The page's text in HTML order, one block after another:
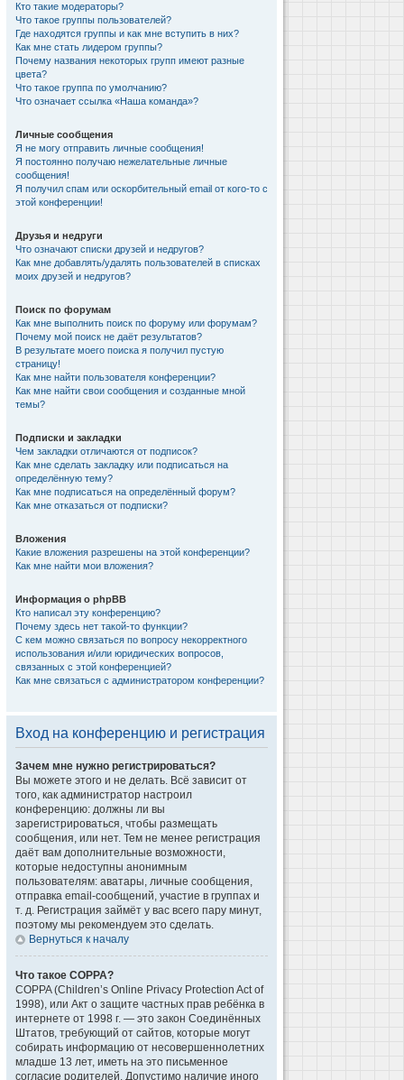
Кто такие модераторы?
Что такое группы пользователей?
Где находятся группы и как мне вступить в них?
Как мне стать лидером группы?
Почему названия некоторых групп имеют разные
цвета?
Что такое группа по умолчанию?
Что означает ссылка «Наша команда»?
Личные сообщения
Я не могу отправить личные сообщения!
Я постоянно получаю нежелательные личные
сообщения!
Я получил спам или оскорбительный email от кого-то с
этой конференции!
Друзья и недруги
Что означают списки друзей и недругов?
Как мне добавлять/удалять пользователей в списках
моих друзей и недругов?
Поиск по форумам
Как мне выполнить поиск по форуму или форумам?
Почему мой поиск не даёт результатов?
В результате моего поиска я получил пустую
страницу!
Как мне найти пользователя конференции?
Как мне найти свои сообщения и созданные мной
темы?
Подписки и закладки
Чем закладки отличаются от подписок?
Как мне сделать закладку или подписаться на
определённую тему?
Как мне подписаться на определённый форум?
Как мне отказаться от подписки?
Вложения
Какие вложения разрешены на этой конференции?
Как мне найти мои вложения?
Информация о phpBB
Кто написал эту конференцию?
Почему здесь нет такой-то функции?
С кем можно связаться по вопросу некорректного
использования и/или юридических вопросов,
связанных с этой конференцией?
Как мне связаться с администратором конференции?
Вход на конференцию и регистрация
Зачем мне нужно регистрироваться?
Вы можете этого и не делать. Всё зависит от
того, как администратор настроил
конференцию: должны ли вы
зарегистрироваться, чтобы размещать
сообщения, или нет. Тем не менее регистрация
даёт вам дополнительные возможности,
которые недоступны анонимным
пользователям: аватары, личные сообщения,
отправка email-сообщений, участие в группах и
т. д. Регистрация займёт у вас всего пару минут,
поэтому мы рекомендуем это сделать.
Вернуться к началу
Что такое COPPA?
COPPA (Children’s Online Privacy Protection Act of
1998), или Акт о защите частных прав ребёнка в
интернете от 1998 г. — это закон Соединённых
Штатов, требующий от сайтов, которые могут
собирать информацию от несовершеннолетних
младше 13 лет, иметь на это письменное
согласие родителей. Допустимо наличие иного